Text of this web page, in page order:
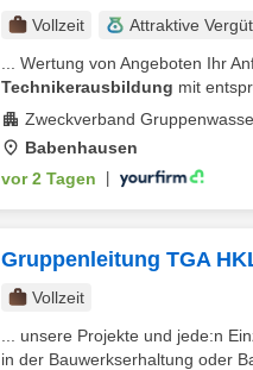
Vollzeit Attraktive
... Wertung von Angeboten Ihr
Technikerausbildung mit
Zweckverband
Babenhausen
vor 2 Tagen
Gruppenleitung TGA
Vollzeit
... unsere Projekte und jede:n
in der Bauwerkserhaltung oder